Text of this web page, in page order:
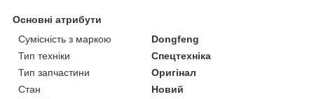
Основні атрибути
Сумісність з маркою
Dongfeng
Тип техніки
Спецтехніка
Тип запчастини
Оригінал
Стан
Новий